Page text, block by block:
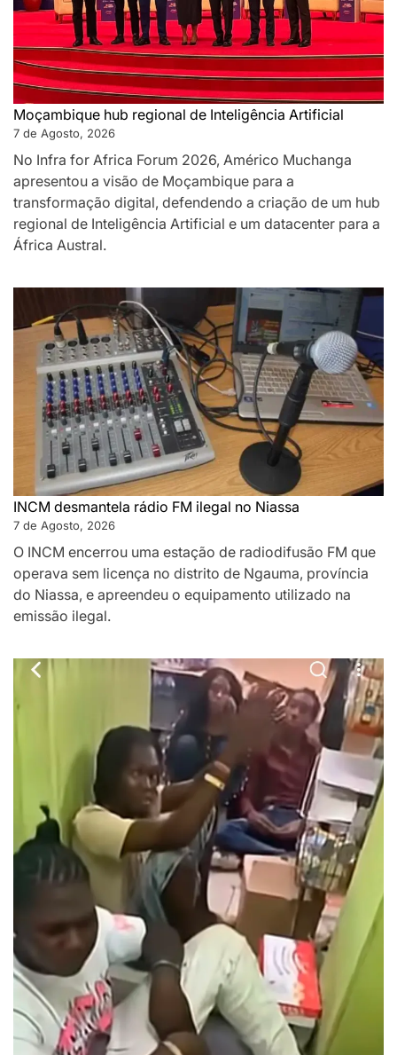
Moçambique hub regional de Inteligência Artificial
7 de Agosto, 2026
No Infra for Africa Forum 2026, Américo Muchanga
apresentou a visão de Moçambique para a
transformação digital, defendendo a criação de um hub
regional de Inteligência Artificial e um datacenter para a
África Austral.
INCM desmantela rádio FM ilegal no Niassa
7 de Agosto, 2026
O INCM encerrou uma estação de radiodifusão FM que
operava sem licença no distrito de Ngauma, província
do Niassa, e apreendeu o equipamento utilizado na
emissão ilegal.